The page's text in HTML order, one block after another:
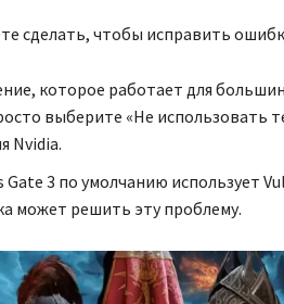
сделать, чтобы исправить
которое работает для
выберите «Не использовать
Nvidia.
Gate 3 по умолчанию использует
может решить эту проблему.